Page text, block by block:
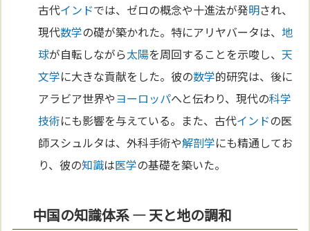
古代インドでは、ゼロの概念や十進法が発明され、
現代数学の礎が築かれた。特にアリヤバータは、地
球が自転しながら太陽を周回することを示唆し、天
文学に大きな貢献をした。彼の数学的研究は、後に
アラビア世界やヨーロッパへと伝わり、現代の科学
技術にも影響を与えている。また、古代インドの医
師スシュルタは、外科手術や解剖学にも精通してお
り、彼の知識は医学の基礎を築いた。
中国の知識体系 — 天と地の調和